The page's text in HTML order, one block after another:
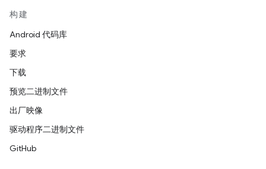
构建
Android 代码库
要求
下载
预览二进制文件
出厂映像
驱动程序二进制文件
GitHub